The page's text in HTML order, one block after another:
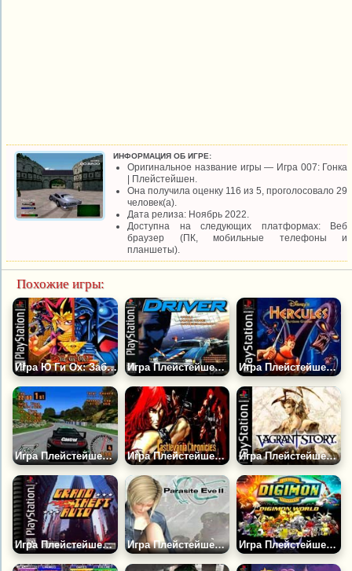
ИНФОРМАЦИЯ ОБ ИГРЕ:
Оригинальное название игры — Игра 007: Гонка
| Плейстейшен.
Она получила оценку 116 из 5, проголосовало 29
человек(а).
Дата релиза: Ноябрь 2022.
Доступна на следующих платформах: Веб
браузер (ПК, мобильные телефоны и
планшеты).
Похожие игры:
Игра Ю Ги Ох: Забытые Воспоминания | Плейстейшен Игра Плейстейшен: Драйвер Игра Плейстейшен: Геркулес
Игра Плейстейшен: Гран Туризмо Игра Плейстейшен: Кастлвания Хрониклс Игра Плейстейшен: История Скитальца
Игра Плейстейшен: ГТА Игра Плейстейшен: Паразит Ева 2 Игра Плейстейшен: Мир Дигимонов